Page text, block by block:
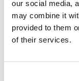
our social media,
may combine it
provided to them
of their services.